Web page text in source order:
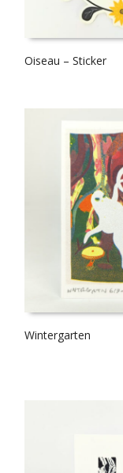
Oiseau – Sticker
Wintergarten